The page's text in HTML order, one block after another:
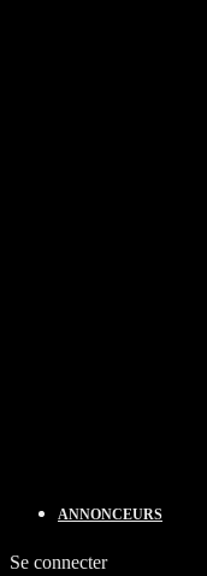
ANNONCEURS
Se connecter